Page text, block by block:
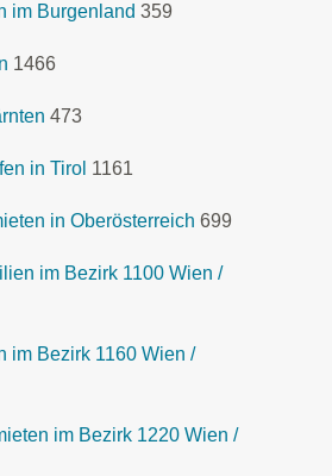
im Burgenland 359
1466
473
in Tirol 1161
in Oberösterreich 699
im Bezirk 1100 Wien /
im Bezirk 1160 Wien /
im Bezirk 1220 Wien /